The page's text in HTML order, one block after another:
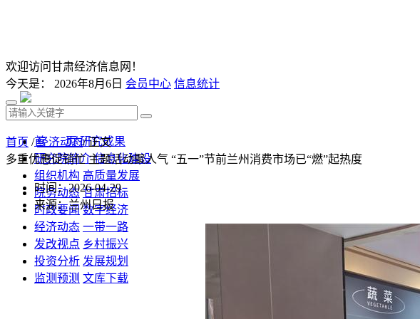
欢迎访问甘肃经济信息网！
今天是： 2026年8月6日 会员中心 信息统计
首 页 研究成果
研究院简介 信息化建设
组织机构 高质量发展
院务动态 甘肃招标
时政要闻 数字经济
经济动态 一带一路
发改视点 乡村振兴
投资分析 发展规划
监测预测 文库下载
首页 /经济动态/ 正文
多重优惠促销忙 主题活动聚人气 “五一”节前兰州消费市场已“燃”起热度
时间：2026-04-29
来源：兰州日报